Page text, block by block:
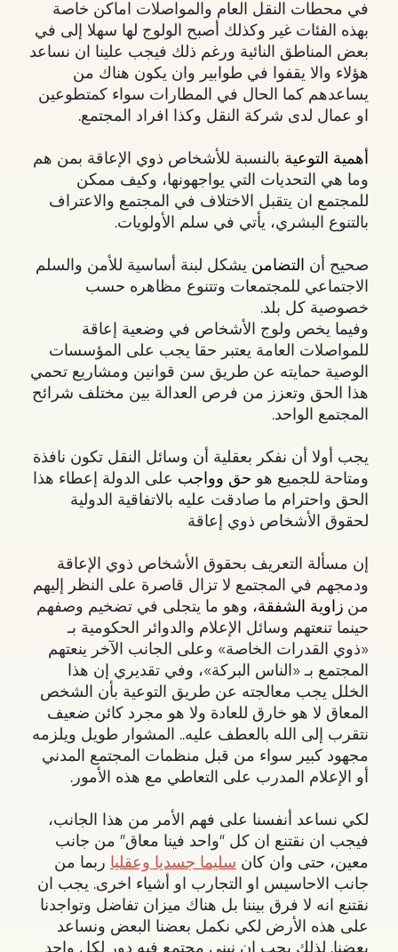
في محطات النقل العام والمواصلات اماكن خاصة
بهذه الفئات غير وكذلك أصبح الولوج لها سهلا إلى في
بعض المناطق النائية ورغم ذلك فيجب علينا ان نساعد
هؤلاء والا يقفوا في طوابير وان يكون هناك من
يساعدهم كما الحال في المطارات سواء كمتطوعين
او عمال لدى شركة النقل وكذا افراد المجتمع.
أهمية التوعية بالنسبة للأشخاص ذوي الإعاقة بمن هم
وما هي التحديات التي يواجهونها، وكيف ممكن
للمجتمع ان يتقبل الاختلاف في المجتمع والاعتراف
بالتنوع البشري، يأتي في سلم الأولويات.
صحيح أن التضامن يشكل لبنة أساسية للأمن والسلم
الاجتماعي للمجتمعات وتتنوع مظاهره حسب
خصوصية كل بلد.
وفيما يخص ولوج الأشخاص في وضعية إعاقة
للمواصلات العامة يعتبر حقا يجب على المؤسسات
الوصية حمايته عن طريق سن قوانين ومشاريع تحمي
هذا الحق وتعزز من فرص العدالة بين مختلف شرائح
المجتمع الواحد.
يجب أولا أن نفكر بعقلية أن وسائل النقل تكون نافذة
ومتاحة للجميع هو حق وواجب على الدولة إعطاء هذا
الحق واحترام ما صادقت عليه بالاتفاقية الدولية
لحقوق الأشخاص ذوي إعاقة
إن مسألة التعريف بحقوق الأشخاص ذوي الإعاقة
ودمجهم في المجتمع لا تزال قاصرة على النظر إليهم
من زاوية الشفقة، وهو ما يتجلى في تضخيم وصفهم
حينما تنعتهم وسائل الإعلام والدوائر الحكومية بـ
«ذوي القدرات الخاصة» وعلى الجانب الآخر ينعتهم
المجتمع بـ «الناس البركة»، وفي تقديري إن هذا
الخلل يجب معالجته عن طريق التوعية بأن الشخص
المعاق لا هو خارق للعادة ولا هو مجرد كائن ضعيف
نتقرب إلى الله بالعطف عليه.. المشوار طويل ويلزمه
مجهود كبير سواء من قبل منظمات المجتمع المدني
أو الإعلام المدرب على التعاطي مع هذه الأمور.
لكي نساعد أنفسنا على فهم الأمر من هذا الجانب،
فيجب ان نقتنع ان كل “واحد فينا معاق” من جانب
معين، حتى وان كان سليما جسديا وعقليا ربما من
جانب الاحاسيس او التجارب او أشياء اخرى. يجب ان
نقتنع انه لا فرق بيننا بل هناك ميزان تفاضل وتواجدنا
على هذه الأرض لكي نكمل بعضنا البعض ونساعد
بعضنا. لذلك يجب ان نبني مجتمع فيه دور لكل واحد